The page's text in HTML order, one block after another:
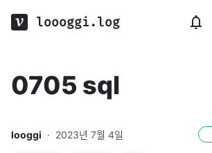
loooggi.log
0705 sql
looggi · 2023년 7월 4일